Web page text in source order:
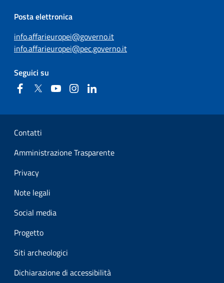
Posta elettronica
info.affarieuropei@governo.it
info.affarieuropei@pec.governo.it
Seguici su
FacebookTwitter YouTubeInstagram
Sezione Link Utili
Contatti
Amministrazione Trasparente
Privacy
Note legali
Social media
Progetto
Siti archeologici
Dichiarazione di accessibilità